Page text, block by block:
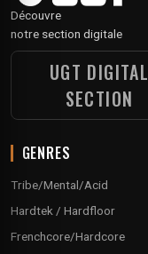
Découvre
notre section digitale
UGT DIGITAL
SECTION
GENRES
Tribe/Mental/Acid
Hardtek / Hardfloor
Frenchcore/Hardcore